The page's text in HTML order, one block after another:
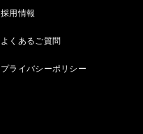
採用情報
よくあるご質問
プライバシーポリシー